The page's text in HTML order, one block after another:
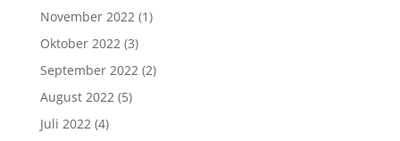
November 2022(1)
Oktober 2022(3)
September 2022(2)
August 2022(5)
Juli 2022(4)